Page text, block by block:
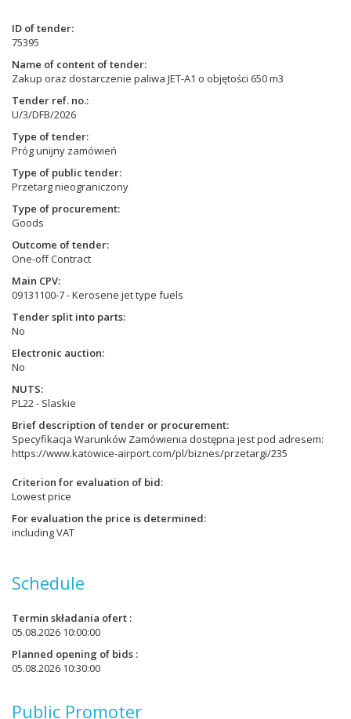
ID of tender
75395
Name of content of tender
Zakup oraz dostarczenie paliwa JET-A1 o objętości 650 m3
Tender ref. no.
U/3/DFB/2026
Type of tender
Próg unijny zamówień
Type of public tender
Przetarg nieograniczony
Type of procurement
Goods
Outcome of tender
One-off Contract
Main CPV
09131100-7 - Kerosene jet type fuels
Tender split into parts
No
Electronic auction
No
NUTS
PL22 - Slaskie
Brief description of tender or procurement
Specyfikacja Warunków Zamówienia dostępna jest pod adresem:
https://www.katowice-airport.com/pl/biznes/przetargi/235
Criterion for evaluation of bid
Lowest price
For evaluation the price is determined
including VAT
Schedule
Termin składania ofert
05.08.2026 10:00:00
Planned opening of bids
05.08.2026 10:30:00
Public Promoter